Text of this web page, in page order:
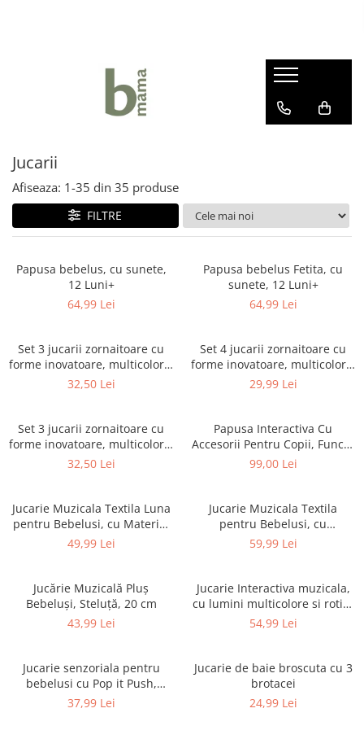
Pantalonasi fetite
Salopete bebelusi fete
Compleuri bebelusi baieti
Salopete bebelusi baieti
Articole hranire bebelusi
Paturici bebelus
Prosoape si halate de baie
Sepci si caciuli copii
Sosete si botosei
Jucarii
Afiseaza: 1-35 din 35 produse
FILTRE
Papusa bebelus, cu sunete,
12 Luni+
64,99 Lei
Papusa bebelus Fetita, cu
sunete, 12 Luni+
64,99 Lei
Set 3 jucarii zornaitoare cu
forme inovatoare, multicolore,
+ 3 luni
32,50 Lei
Set 4 jucarii zornaitoare cu
forme inovatoare, multicolore,
+ 3 luni
29,99 Lei
Set 3 jucarii zornaitoare cu
forme inovatoare, multicolore,
+ 3 luni
32,50 Lei
Papusa Interactiva Cu
Accesorii Pentru Copii, Functii
Si Set De Ingrijire, 12 Luni+
99,00 Lei
Jucarie Muzicala Textila Luna
pentru Bebelusi, cu Material
Moale si Sunete Blande
49,99 Lei
Jucarie Muzicala Textila
pentru Bebelusi, cu
Agatatoare, 0 Luni+
59,99 Lei
Jucărie Muzicală Pluș
Bebeluși, Steluță, 20 cm
43,99 Lei
Jucarie Interactiva muzicala,
cu lumini multicolore si rotire
360° , Printesa Dansatoare,
54,99 Lei
Jucarie senzoriala pentru
bebelusi cu Pop it Push,
model Testoasa
37,99 Lei
Jucarie de baie broscuta cu 3
brotacei
24,99 Lei